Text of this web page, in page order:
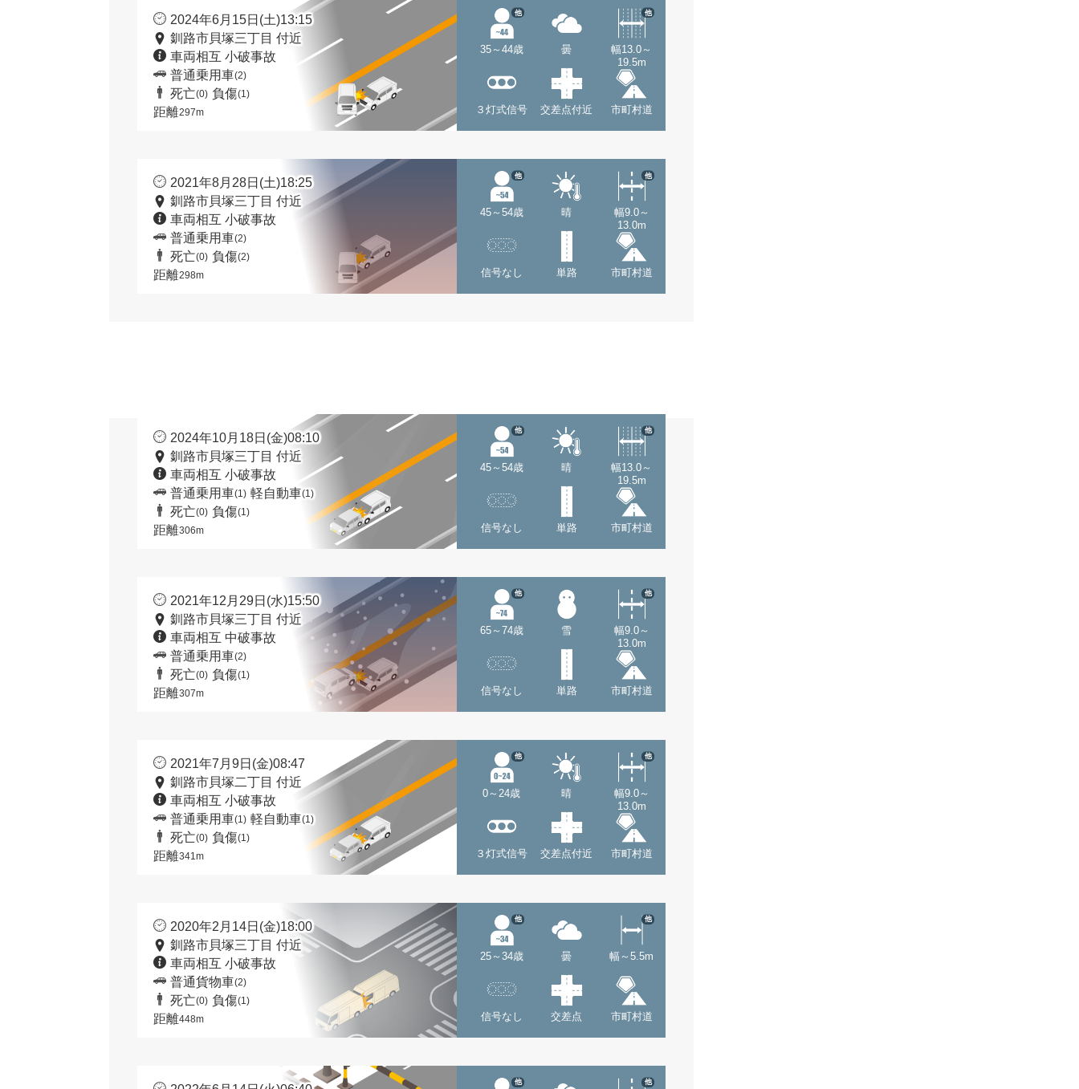
2024年6月15日(土)13:15
釧路市貝塚三丁目 付近
車両相互 小破事故
普通乗用車(2)
死亡(0) 負傷(1)
距離297m
35～44歳
他
曇
幅13.0～
19.5m
他
３灯式信号 交差点付近 市町村道
2021年8月28日(土)18:25
釧路市貝塚三丁目 付近
車両相互 小破事故
普通乗用車(2)
死亡(0) 負傷(2)
距離298m
45～54歳
他
晴
幅9.0～
13.0m
他
信号なし 単路 市町村道
2024年10月18日(金)08:10
釧路市貝塚三丁目 付近
車両相互 小破事故
普通乗用車(1) 軽自動車(1)
死亡(0) 負傷(1)
距離306m
45～54歳
他
晴
幅13.0～
19.5m
他
信号なし 単路 市町村道
2021年12月29日(水)15:50
釧路市貝塚三丁目 付近
車両相互 中破事故
普通乗用車(2)
死亡(0) 負傷(1)
距離307m
65～74歳
他
雪
幅9.0～
13.0m
他
信号なし 単路 市町村道
2021年7月9日(金)08:47
釧路市貝塚二丁目 付近
車両相互 小破事故
普通乗用車(1) 軽自動車(1)
死亡(0) 負傷(1)
距離341m
0～24歳
他
晴
幅9.0～
13.0m
他
３灯式信号 交差点付近 市町村道
2020年2月14日(金)18:00
釧路市貝塚三丁目 付近
車両相互 小破事故
普通貨物車(2)
死亡(0) 負傷(1)
距離448m
25～34歳
他
曇 幅～5.5m
他
信号なし 交差点 市町村道
他 他